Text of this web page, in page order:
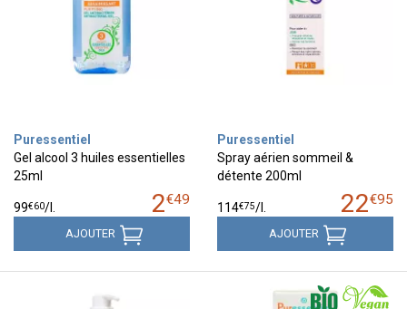
Puressentiel
Gel alcool 3 huiles essentielles
25ml
2€49
99€60/
AJOUTER
Puressentiel
Spray aérien sommeil &
détente 200ml
22€95
114€75/
AJOUTER